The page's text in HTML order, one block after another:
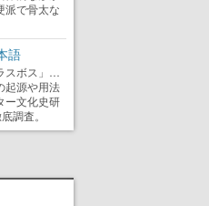
派で骨太な
語
スボス」…
起源や用法
ー文化史研
調査。